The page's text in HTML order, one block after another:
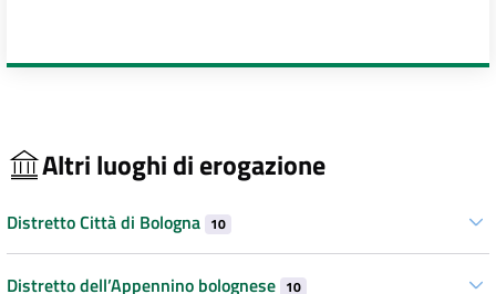
Altri luoghi di erogazione
Distretto Città di Bologna 10
Distretto dell’Appennino bolognese 10